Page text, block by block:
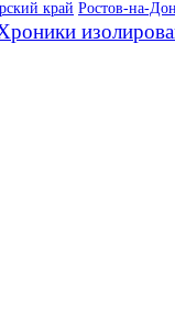
край Ростов-на-